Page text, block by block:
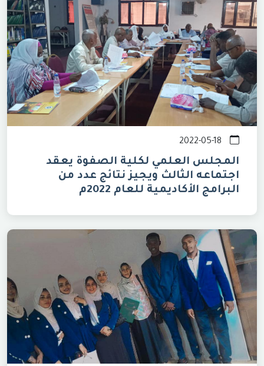
المجلس العلمي لكلية الصفوة يعقد
اجتماعه الثالث ويجيز نتائج عدد من
البرامج الأكاديمية للعام 2022م